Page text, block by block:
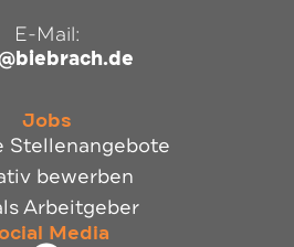
E-Mail:
Jobs
Stellenangebote
bewerben
Arbeitgeber
Media